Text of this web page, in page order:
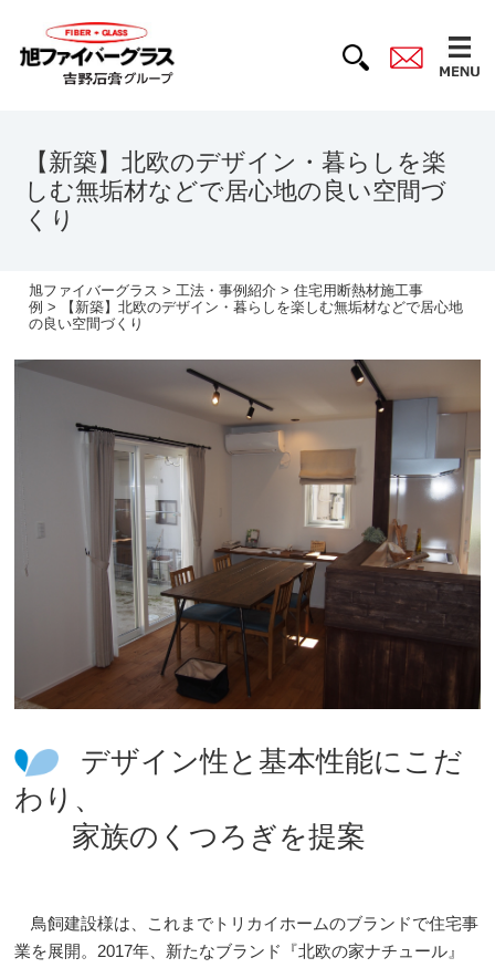
【新築】北欧のデザイン・暮らしを楽
しむ無垢材などで居心地の良い空間づ
くり
旭ファイバーグラス >工法・事例紹介 >住宅用断熱材施工事
例 > 【新築】北欧のデザイン・暮らしを楽しむ無垢材などで居心地
の良い空間づくり
デザイン性と基本性能にこだ
わり、
家族のくつろぎを提案
鳥飼建設様は、これまでトリカイホームのブランドで住宅事
業を展開。2017年、新たなブランド『北欧の家ナチュール』